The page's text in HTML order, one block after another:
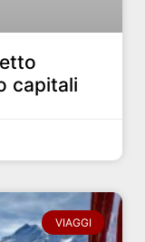
capitali
VIAGGI